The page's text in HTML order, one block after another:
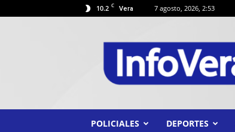
10.2 C Vera 7 agosto, 2026, 2:53
INFO
VERA
POLICIALES DEPORTES